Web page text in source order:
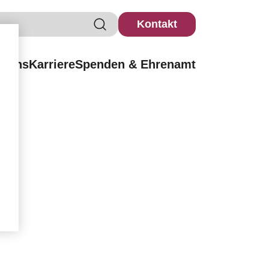
Kontakt
unsKarriereSpenden & Ehrenamt